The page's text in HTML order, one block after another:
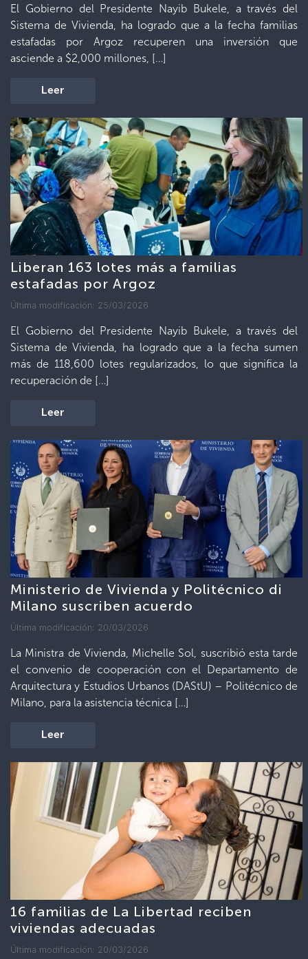
El Gobierno del Presidente Nayib Bukele, a través del
Sistema de Vivienda, ha logrado que a la fecha familias
estafadas por Argoz recuperen una inversión que
asciende a $2,000 millones, […]
Leer
Liberan 163 lotes más a familias
estafadas por Argoz
Última modificación: 25/03/2026
El Gobierno del Presidente Nayib Bukele, a través del
Sistema de Vivienda, ha logrado que a la fecha sumen
más de 118,600 lotes regularizados, lo que significa la
recuperación de […]
Leer
Ministerio de Vivienda y Politécnico di
Milano suscriben acuerdo
Última modificación: 20/03/2026
La Ministra de Vivienda, Michelle Sol, suscribió esta tarde
el convenio de cooperación con el Departamento de
Arquitectura y Estudios Urbanos (DAStU) – Politécnico de
Milano, para la asistencia técnica […]
Leer
16 familias de La Libertad reciben
viviendas adecuadas
Última modificación: 20/03/2026